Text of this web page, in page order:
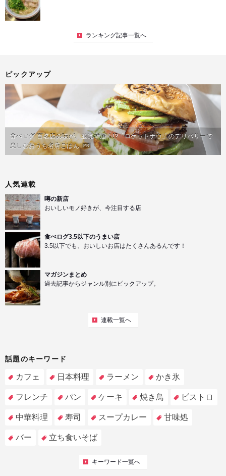
ランキング記事一覧へ
ピックアップ
食べログ 百名店の味が、並ばず届く!?「ロケットナウ」のデリバリーで
楽しむおうち名店ごはん PR
人気連載
噂の新店
おいしいモノ好きが、今注目する店
食べログ3.5以下のうまい店
3.5以下でも、おいしいお店はたくさんあるんです！
マガジンまとめ
過去記事からジャンル別にピックアップ。
連載一覧へ
話題のキーワード
カフェ 日本料理 ラーメン かき氷
フレンチ パン ケーキ 焼き鳥 ビストロ
中華料理 寿司 スープカレー 甘味処
バー 立ち食いそば
キーワード一覧へ